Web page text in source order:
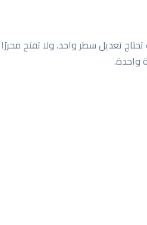
تعديل سطر واحد. ولا تفتح محررًا
واحدة.